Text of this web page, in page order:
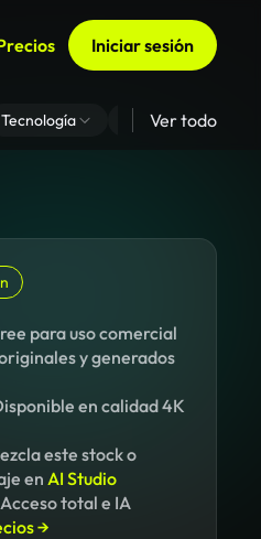
Iniciar sesión
Tecnología Zoom De Fondo
Ver todo
para uso comercial
y generados
en calidad 4K
este stock o
enAI Studio
Acceso total e IA
→